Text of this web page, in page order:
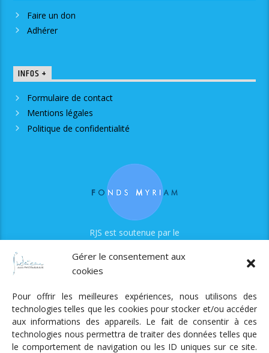
Gérer le consentement aux
cookies
Pour offrir les meilleures expériences, nous utilisons des
technologies telles que les cookies pour stocker et/ou accéder
aux informations des appareils. Le fait de consentir à ces
technologies nous permettra de traiter des données telles que
le comportement de navigation ou les ID uniques sur ce site.
Faire un don
Adhérer
INFOS +
Formulaire de contact
Mentions légales
Politique de confidentialité
RJS est soutenue par le
Radio Judaica Strasbourg